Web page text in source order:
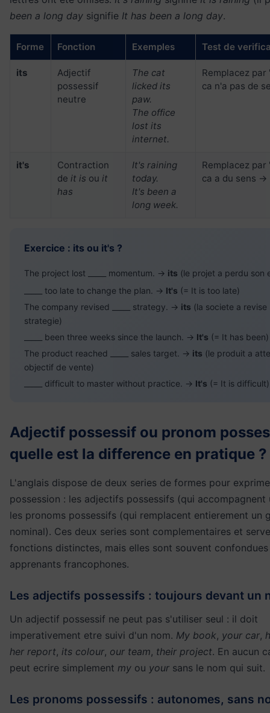
been a long day signifie It has been a long day.
Forme Fonction Exemples Test de
its
Adjectif
possessif
neutre
The cat
licked its
paw.
The office
lost its
internet.
Remplacez
ca n'a pas de
it's
Contraction
de it is ou it
has
It's raining
today.
It's been a
long week.
Remplacez
ca a du sens
Exercice : its ou it's ?
The project lost _____ momentum. → its (le projet a perdu son
_____ too late to change the plan. → It's (= It is too late)
The company revised _____ strategy. → its (la societe a revise
strategie)
_____ been three weeks since the launch. → It's (= It has been)
The product reached _____ sales target. → its (le produit a
objectif de vente)
_____ difficult to master without practice. → It's (= It is difficult)
Adjectif possessif ou pronom
quelle est la difference en pratique ?
L'anglais dispose de deux series de formes pour
possession : les adjectifs possessifs (qui accompagnent
les pronoms possessifs (qui remplacent entierement un
nominal). Ces deux series sont complementaires et
fonctions distinctes, mais elles sont souvent
apprenants francophones.
Les adjectifs possessifs : toujours devant un
Un adjectif possessif ne peut pas s'utiliser seul : il doit
imperativement etre suivi d'un nom. My book, your car,
her report, its colour, our team, their project. En aucun
peut ecrire simplement my ou your sans le nom qui suit.
Les pronoms possessifs : autonomes, sans